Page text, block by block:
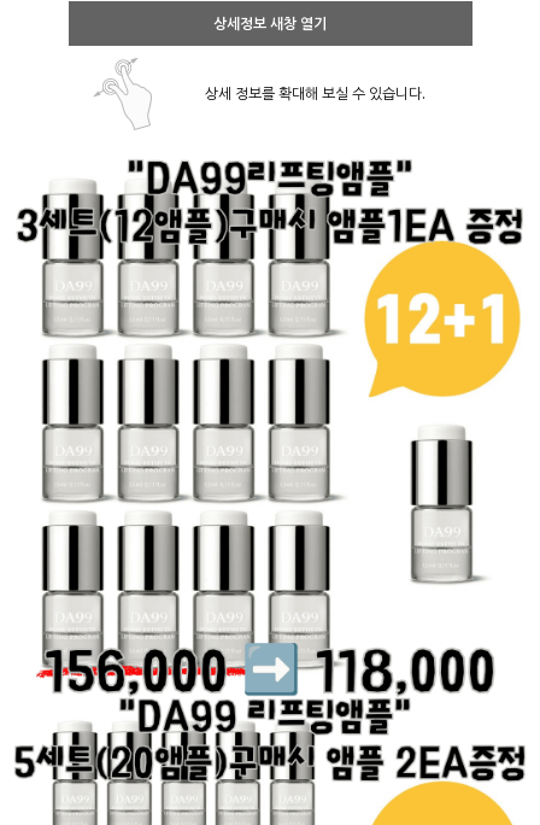
상세정보 새창 열기
상세 정보를 확대해 보실 수 있습니다.